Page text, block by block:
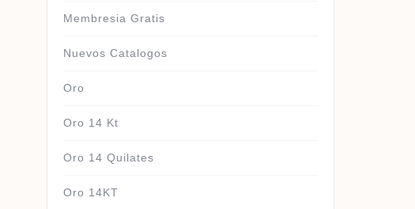
Membresia Gratis
Nuevos Catalogos
Oro
Oro 14 Kt
Oro 14 Quilates
Oro 14KT